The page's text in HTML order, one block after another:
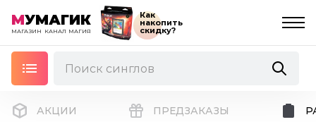
МУМАГИК
МАГАЗИН КАНАЛ МАГИЯ
Как
накопить
скидку?
АКЦИИ ПРЕДЗАКАЗЫ